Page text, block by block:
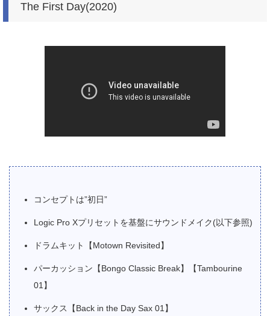
The First Day(2020)
コンセプトは”初日”
Logic Pro Xプリセットを基盤にサウンドメイク(以下参照)
ドラムキット【Motown Revisited】
パーカッション【Bongo Classic Break】【Tambourine
01】
サックス【Back in the Day Sax 01】